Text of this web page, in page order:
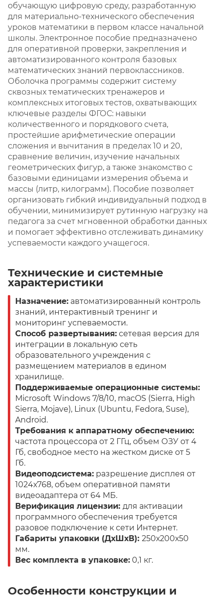
обучающую цифровую среду, разработанную
для материально-технического обеспечения
уроков математики в первом классе начальной
школы. Электронное пособие предназначено
для оперативной проверки, закрепления и
автоматизированного контроля базовых
математических знаний первоклассников.
Оболочка программы содержит систему
сквозных тематических тренажеров и
комплексных итоговых тестов, охватывающих
ключевые разделы ФГОС: навыки
количественного и порядкового счета,
простейшие арифметические операции
сложения и вычитания в пределах 10 и 20,
сравнение величин, изучение начальных
геометрических фигур, а также знакомство с
базовыми единицами измерения объема и
массы (литр, килограмм). Пособие позволяет
организовать гибкий индивидуальный подход в
обучении, минимизирует рутинную нагрузку на
педагога за счет мгновенной обработки данных
и помогает эффективно отслеживать динамику
успеваемости каждого учащегося.
Технические и системные
характеристики
Назначение: автоматизированный контроль
знаний, интерактивный тренинг и
мониторинг успеваемости.
Способ развертывания: сетевая версия для
интеграции в локальную сеть
образовательного учреждения с
размещением материалов в едином
хранилище.
Поддерживаемые операционные системы:
Microsoft Windows 7/8/10, macOS (Sierra, High
Sierra, Mojave), Linux (Ubuntu, Fedora, Suse),
Android.
Требования к аппаратному обеспечению:
частота процессора от 2 ГГц, объем ОЗУ от 4
Гб, свободное место на жестком диске от 5
Гб.
Видеоподсистема: разрешение дисплея от
1024х768, объем оперативной памяти
видеоадаптера от 64 МБ.
Верификация лицензии: для активации
программного обеспечения требуется
разовое подключение к сети Интернет.
Габариты упаковки (ДхШхВ): 250х200х50
мм.
Вес комплекта в упаковке: 0,1 кг.
Особенности конструкции и